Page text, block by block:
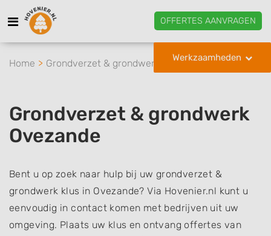
OFFERTES AANVRAGEN
Werkzaamheden
Home Grondverzet & grondwerk Ovezande
Grondverzet & grondwerk
Ovezande
Bent u op zoek naar hulp bij uw grondverzet &
grondwerk klus in Ovezande? Via Hovenier.nl kunt u
eenvoudig in contact komen met bedrijven uit uw
omgeving. Plaats uw klus en ontvang offertes van